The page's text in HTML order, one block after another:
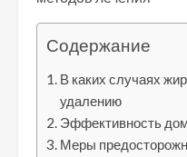
Содержание
В каких случаях
удалению
Эффективность
Меры